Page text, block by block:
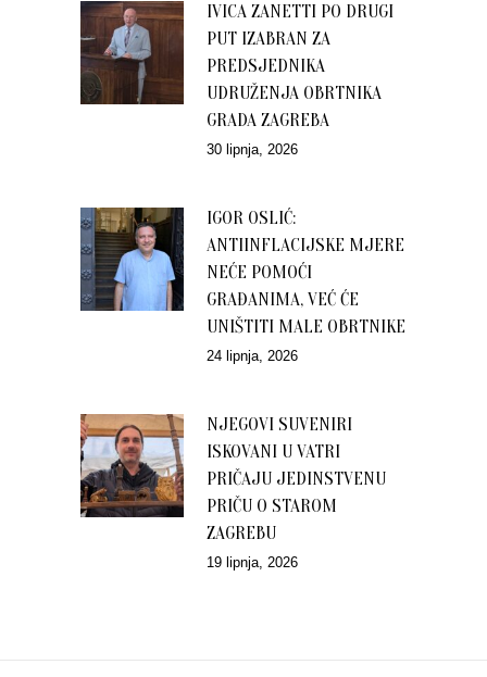
IVICA ZANETTI PO DRUGI
PUT IZABRAN ZA
PREDSJEDNIKA
UDRUŽENJA OBRTNIKA
GRADA ZAGREBA
30 lipnja, 2026
IGOR OSLIĆ:
ANTIINFLACIJSKE MJERE
NEĆE POMOĆI
GRAĐANIMA, VEĆ ĆE
UNIŠTITI MALE OBRTNIKE
24 lipnja, 2026
NJEGOVI SUVENIRI
ISKOVANI U VATRI
PRIČAJU JEDINSTVENU
PRIČU O STAROM
ZAGREBU
19 lipnja, 2026